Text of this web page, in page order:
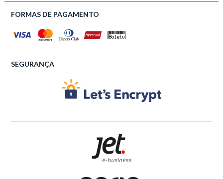
FORMAS DE PAGAMENTO
SEGURANÇA